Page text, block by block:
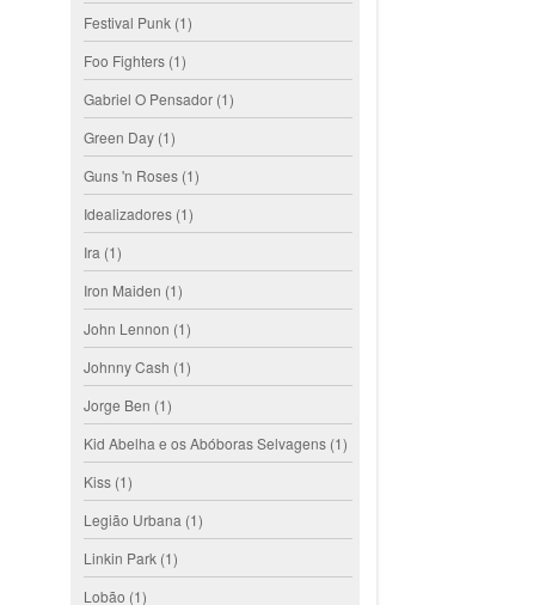
Festival Punk (1)
Foo Fighters (1)
Gabriel O Pensador (1)
Green Day (1)
Guns 'n Roses (1)
Idealizadores (1)
Ira (1)
Iron Maiden (1)
John Lennon (1)
Johnny Cash (1)
Jorge Ben (1)
Kid Abelha e os Abóboras Selvagens (1)
Kiss (1)
Legião Urbana (1)
Linkin Park (1)
Lobão (1)